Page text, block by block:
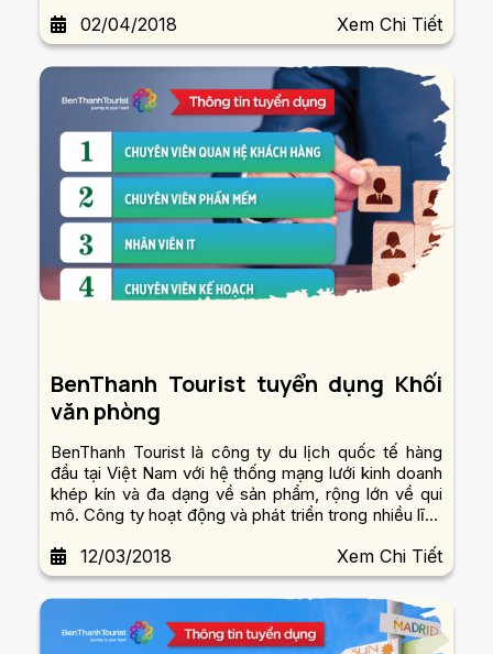
khách du lịch ra nước ngoài (outbound) hàng đầu
Việt Nam...
02/04/2018 Xem Chi Tiết
BenThanh Tourist tuyển dụng Khối
văn phòng
BenThanh Tourist là công ty du lịch quốc tế hàng
đầu tại Việt Nam với hệ thống mạng lưới kinh doanh
khép kín và đa dạng về sản phẩm, rộng lớn về qui
mô. Công ty hoạt động và phát triển trong nhiều lĩnh
dịch vụ vận chuyển du lịch, khách sạn, nhà hàng,...
12/03/2018 Xem Chi Tiết